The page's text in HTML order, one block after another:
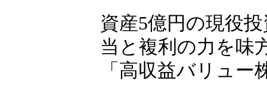
好評につき増刷
当収益バリュー